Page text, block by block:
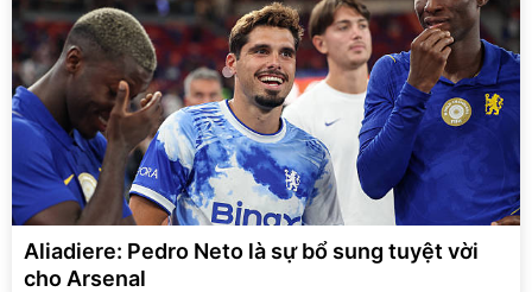
Aliadiere: Pedro Neto là sự bổ sung tuyệt vời
cho Arsenal